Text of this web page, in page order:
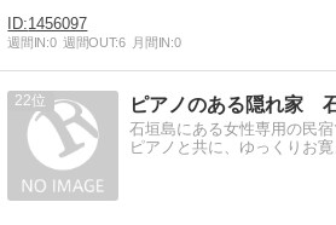
1456097
週間IN:0 週間OUT:6 月間IN:0
22 ピアノのある隠れ家
石垣島にある女性専用の民
ピアノと共に、ゆっくりお寛